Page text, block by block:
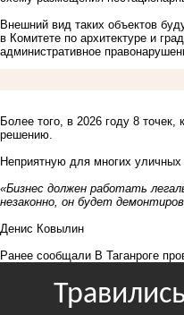
Внешний вид таких объектов
в Комитете по архитектуре и
административное
Более того, в 2026 году 8
решению.
Неприятную для многих уличных
«Бизнес должен работать
незаконно, он будет
Денис Ковылин
Ранее сообщали В Таганроге